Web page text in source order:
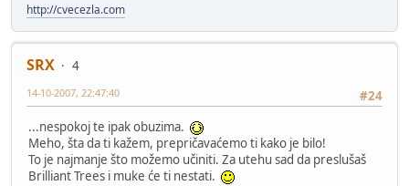
http://cvecezla.com
SRX
4
#24
14-10-2007, 22:47:40
...nespokoj te ipak obuzima.
Meho, šta da ti kažem, prepričavaćemo ti kako je bilo!
To je najmanje što možemo učiniti. Za utehu sad da preslušaš
Brilliant Trees i muke će ti nestati.